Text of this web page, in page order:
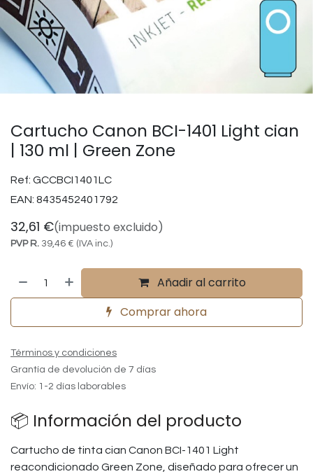
Cartucho Canon BCI-1401 Light cian
| 130 ml | Green Zone
Ref: GCCBCI1401LC
EAN: 8435452401792
32,61 €(impuesto excluido)
PVP R. 39,46 € (IVA inc.)
Añadir al carrito
Comprar ahora
Términos y condiciones
Grantía de devolución de 7 días
Envío: 1-2 días laborables
📦 Información del producto
Cartucho de tinta cian Canon BCI-1401 Light
reacondicionado Green Zone, diseñado para ofrecer un